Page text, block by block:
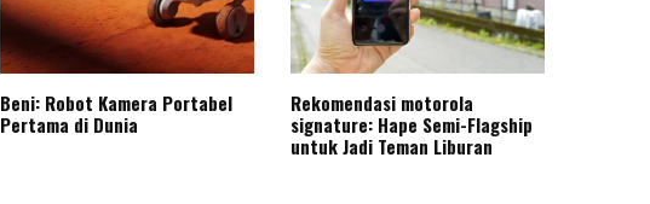
Beni: Robot Kamera Portabel
Pertama di Dunia
Rekomendasi motorola
signature: Hape Semi-Flagship
untuk Jadi Teman Liburan